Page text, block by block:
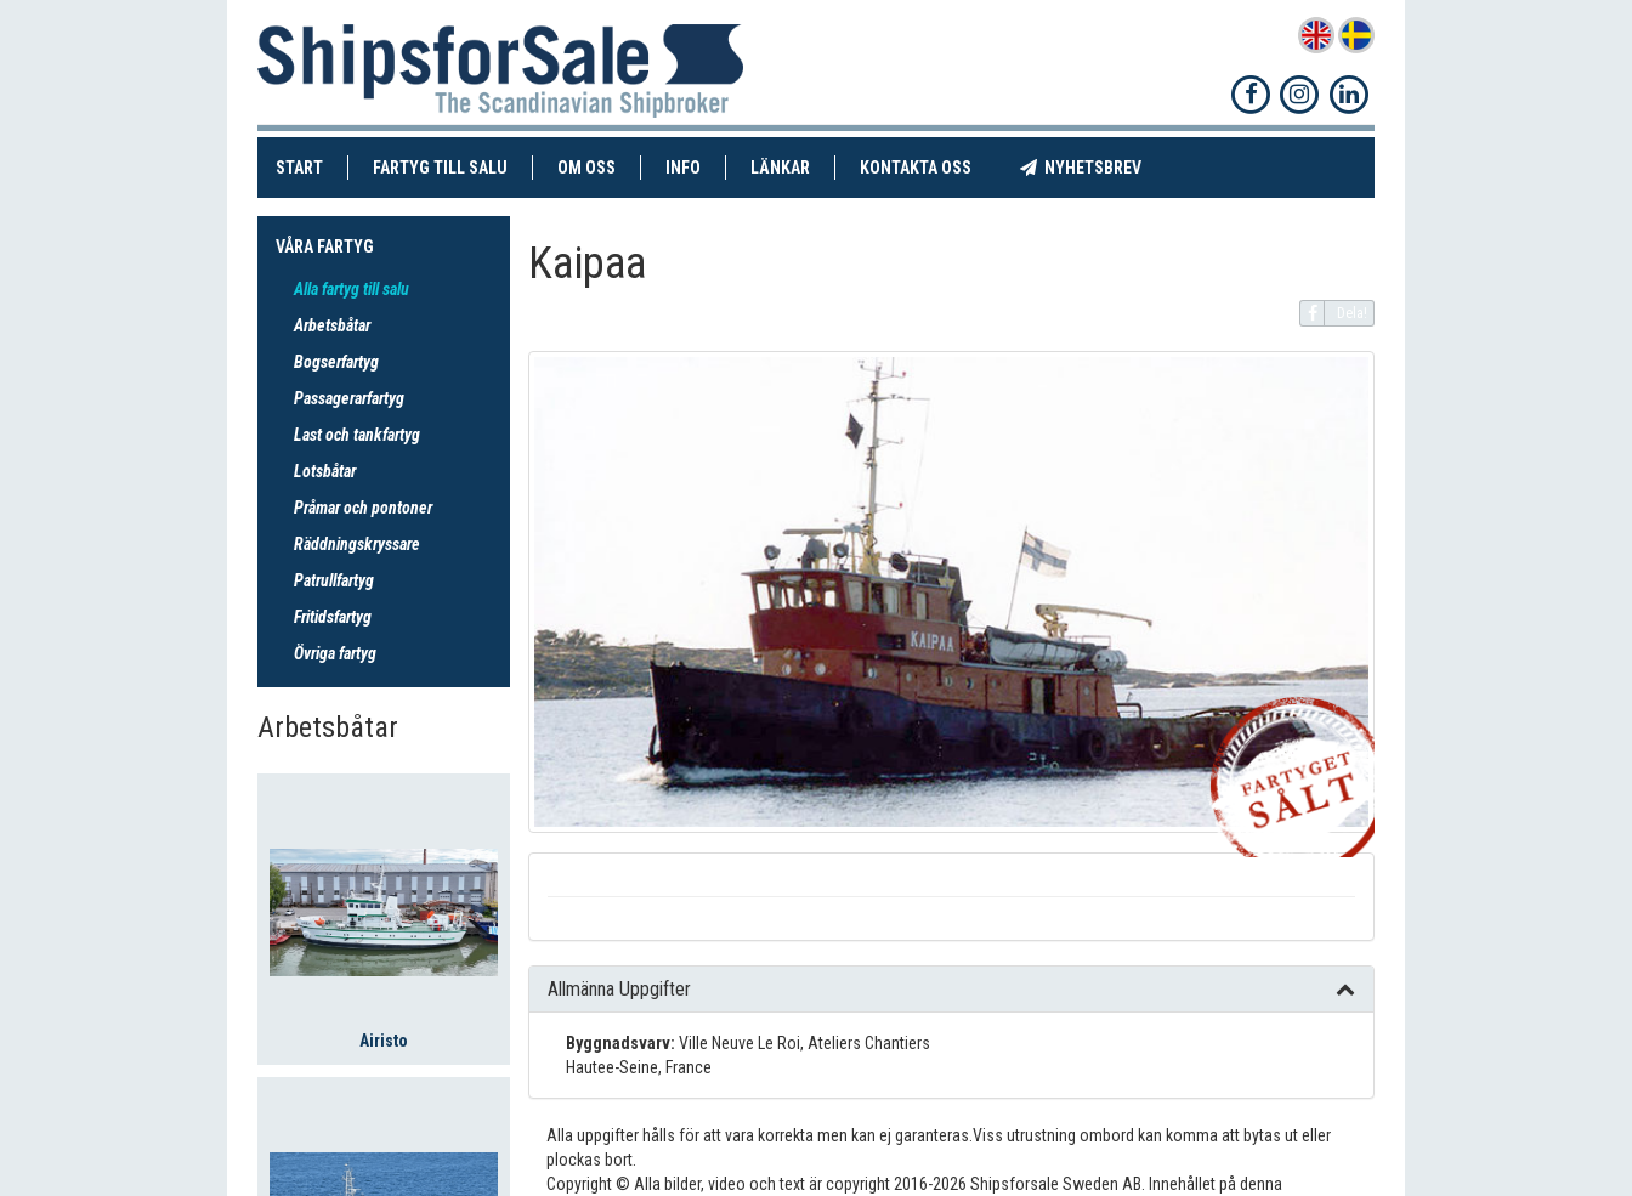
START(CURRENT)FARTYG TILL SALU (CURRENT)OM OSS INFO LÄNKAR KONTAKTA OSS (CURRENT)NYHETSBREV(CURRENT)
VÅRA FARTYG
Alla fartyg till salu
Arbetsbåtar
Bogserfartyg
Passagerarfartyg
Last och tankfartyg
Lotsbåtar
Pråmar och pontoner
Räddningskryssare
Patrullfartyg
Fritidsfartyg
Övriga fartyg
Arbetsbåtar
Airisto
Kaipaa
Dela!
Allmänna Uppgifter
Byggnadsvarv: Ville Neuve Le Roi, Ateliers Chantiers
Hautee-Seine, France
Alla uppgifter hålls för att vara korrekta men kan ej garanteras.Viss utrustning ombord kan komma att bytas ut eller
plockas bort.
Copyright © Alla bilder, video och text är copyright 2016-2026 Shipsforsale Sweden AB. Innehållet på denna